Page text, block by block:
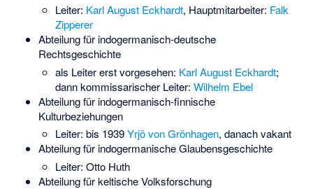
Leiter: Karl August Eckhardt, Hauptmitarbeiter: Falk
Zipperer
Abteilung für indogermanisch-deutsche
Rechtsgeschichte
als Leiter erst vorgesehen: Karl August Eckhardt;
dann kommissarischer Leiter:Wilhelm Ebel
Abteilung für indogermanisch-finnische
Kulturbeziehungen
Leiter: bis 1939Yrjö von Grönhagen, danach vakant
Abteilung für indogermanische Glaubensgeschichte
Leiter:Otto Huth
Abteilung für keltische Volksforschung